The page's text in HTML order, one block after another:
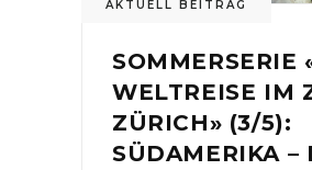
AKTUELL BEITRAG
SOMMERSERIE
WELTREISE IM
ZÜRICH» (3/5):
SÜDAMERIKA –